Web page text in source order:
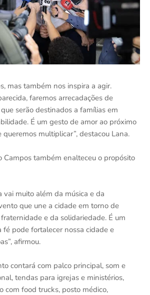
mas também nos inspira a agir.
faremos arrecadações de
serão destinados a famílias em
É um gesto de amor ao próximo
multiplicar”, destacou Lana.
Campos também enalteceu o propósito
vai muito além da música e da
que une a cidade em torno de
e da solidariedade. É um
fé pode fortalecer nossa cidade e
afirmou.
contará com palco principal, som e
tendas para igrejas e ministérios,
com food trucks, posto médico,